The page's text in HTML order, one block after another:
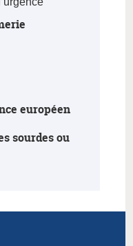
européen
sourdes ou